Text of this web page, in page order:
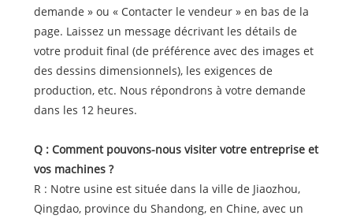
demande » ou « Contacter le vendeur » en bas de la
page. Laissez un message décrivant les détails de
votre produit final (de préférence avec des images et
des dessins dimensionnels), les exigences de
production, etc. Nous répondrons à votre demande
dans les 12 heures.
Q : Comment pouvons-nous visiter votre entreprise et
vos machines ?
R : Notre usine est située dans la ville de Jiaozhou,
Qingdao, province du Shandong, en Chine, avec un